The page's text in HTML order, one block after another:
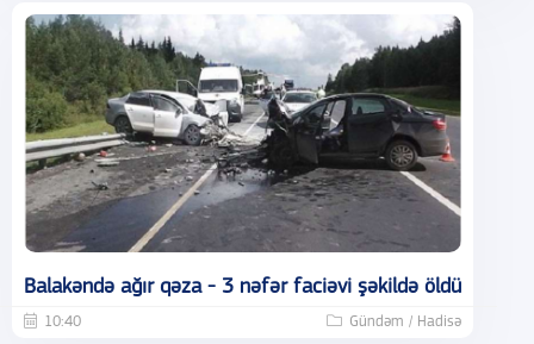
Balakəndə ağır qəza - 3 nəfər faciəvi şəkildə öldü
10:40 Gündəm / Hadisə